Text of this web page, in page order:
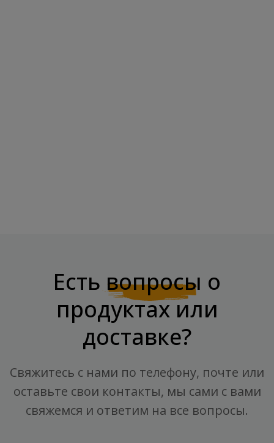
Есть вопросы о
продуктах или
доставке?
Свяжитесь с нами по телефону, почте или
оставьте свои контакты, мы сами с вами
свяжемся и ответим на все вопросы.